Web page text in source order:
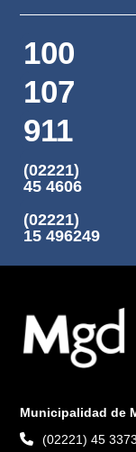
100
107
911
(02221)
45 4606
(02221)
15 496249
Municipalidad de
(02221) 45 3373